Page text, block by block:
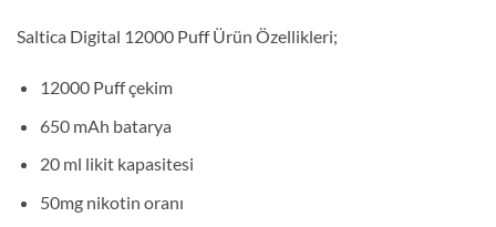
Saltica Digital 12000 Puff Ürün Özellikleri;
12000 Puff çekim
650 mAh batarya
20 ml likit kapasitesi
50mg nikotin oranı